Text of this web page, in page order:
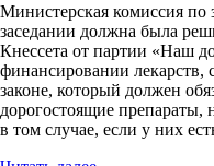
Министерская комиссия по
заседании должна была
Кнессета от партии «Наш
финансировании лекарств,
законе, который должен
дорогостоящие
в том случае, если у них